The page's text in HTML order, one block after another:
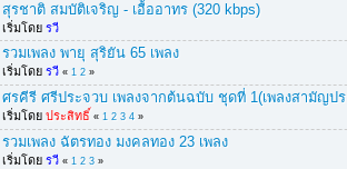
สุรชาติ สมบัติเจริญ - เอื้ออาทร (320 kbps)
เริ่มโดย รวี
รวมเพลง พายุ สุริยัน 65 เพลง
เริ่มโดย รวี « 1 2 »
ศรคีรี ศรีประจวบ เพลงจากต้นฉบับ ชุดที่ 1(เพลงสามัญป
เริ่มโดย ประสิทธิ์ « 1 2 3 4 »
รวมเพลง ฉัตรทอง มงคลทอง 23 เพลง
เริ่มโดย รวี « 1 2 3 »